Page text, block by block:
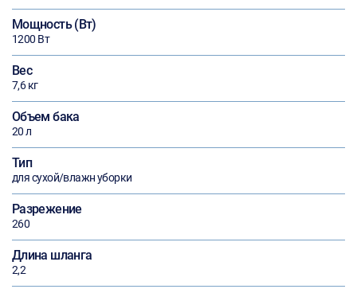
Мощность (Вт)
1200 Вт
Вес
7,6 кг
Объем бака
20 л
Тип
для сухой/влажн уборки
Разрежение
260
Длина шланга
2,2